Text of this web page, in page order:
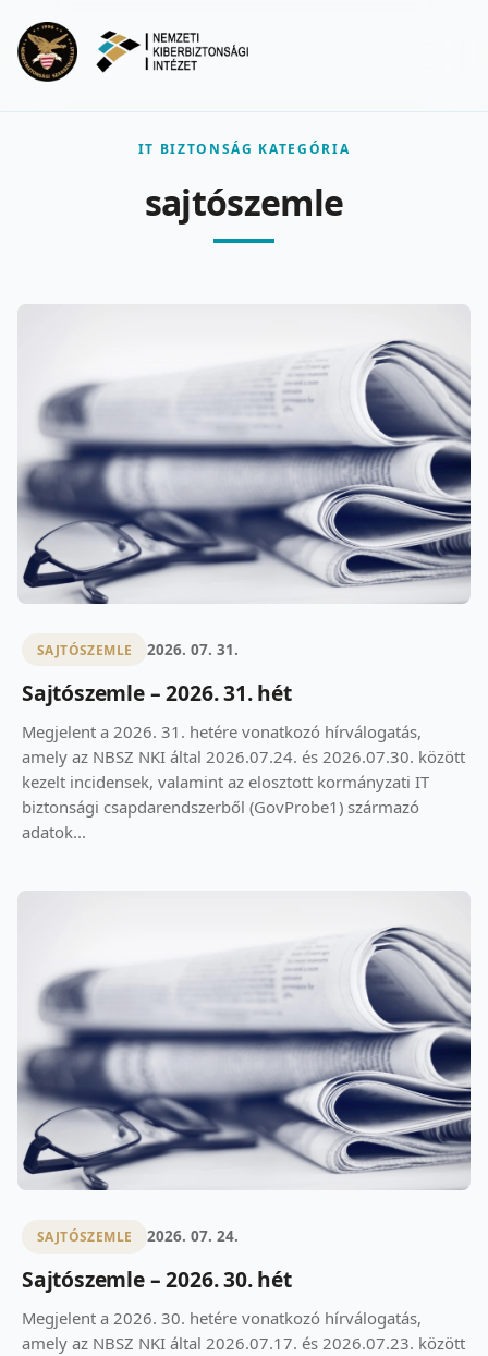
IT BIZTONSÁG KATEGÓRIA
sajtószemle
SAJTÓSZEMLE 2026. 07. 31.
Sajtószemle – 2026. 31. hét
Megjelent a 2026. 31. hetére vonatkozó hírválogatás,
amely az NBSZ NKI által 2026.07.24. és 2026.07.30. között
kezelt incidensek, valamint az elosztott kormányzati IT
biztonsági csapdarendszerből (GovProbe1) származó
adatok...
SAJTÓSZEMLE 2026. 07. 24.
Sajtószemle – 2026. 30. hét
Megjelent a 2026. 30. hetére vonatkozó hírválogatás,
amely az NBSZ NKI által 2026.07.17. és 2026.07.23. között